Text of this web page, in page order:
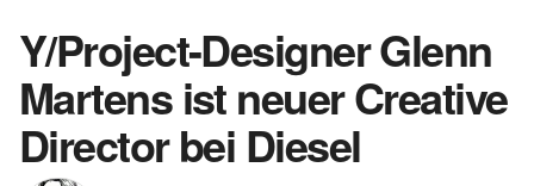
Y/Project-Designer Glenn
Martens ist neuer Creative
Director bei Diesel